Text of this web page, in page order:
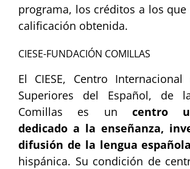
programa, los créditos a los que
calificación obtenida.
CIESE-FUNDACIÓN COMILLAS
El CIESE, Centro
Superiores del Español, de
Comillas es un centro
dedicado a la enseñanza,
difusión de la lengua española
hispánica. Su condición de